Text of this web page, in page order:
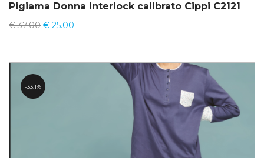
Pigiama Donna Interlock calibrato Cippi C2121
€37.00 € 25.00
33.1%